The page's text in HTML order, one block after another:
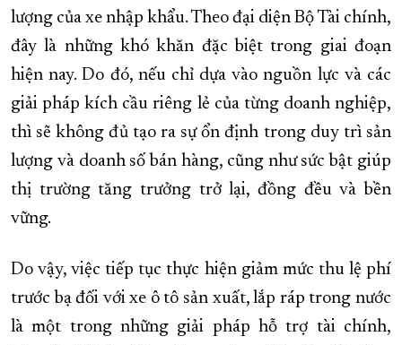
lượng của xe nhập khẩu. Theo đại diện Bộ Tài chính,
đây là những khó khăn đặc biệt trong giai đoạn
hiện nay. Do đó, nếu chỉ dựa vào nguồn lực và các
giải pháp kích cầu riêng lẻ của từng doanh nghiệp,
thì sẽ không đủ tạo ra sự ổn định trong duy trì sản
lượng và doanh số bán hàng, cũng như sức bật giúp
thị trường tăng trưởng trở lại, đồng đều và bền
vững.
Do vậy, việc tiếp tục thực hiện giảm mức thu lệ phí
trước bạ đối với xe ô tô sản xuất, lắp ráp trong nước
là một trong những giải pháp hỗ trợ tài chính,